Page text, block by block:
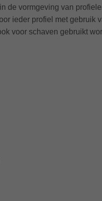
de vormgeving van
ieder profiel met gebruik
voor schaven gebruikt